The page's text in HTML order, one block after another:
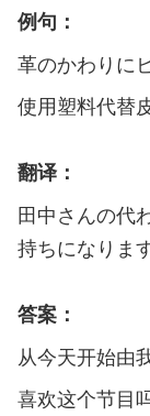
例句：
革のかわりに
使用塑料代替
翻译：
田中さんの代
持ちになります
答案：
从今天开始由
喜欢这个节目